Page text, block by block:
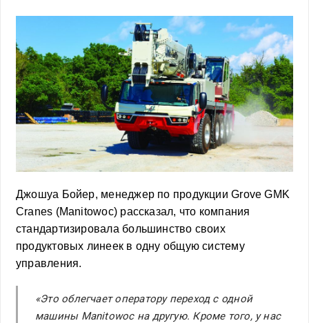
Джошуа Бойер, менеджер по продукции Grove GMK
Cranes (Manitowoc) рассказал, что компания
стандартизировала большинство своих
продуктовых линеек в одну общую систему
управления.
«Это облегчает оператору переход с одной
машины Manitowoc на другую. Кроме того, у нас